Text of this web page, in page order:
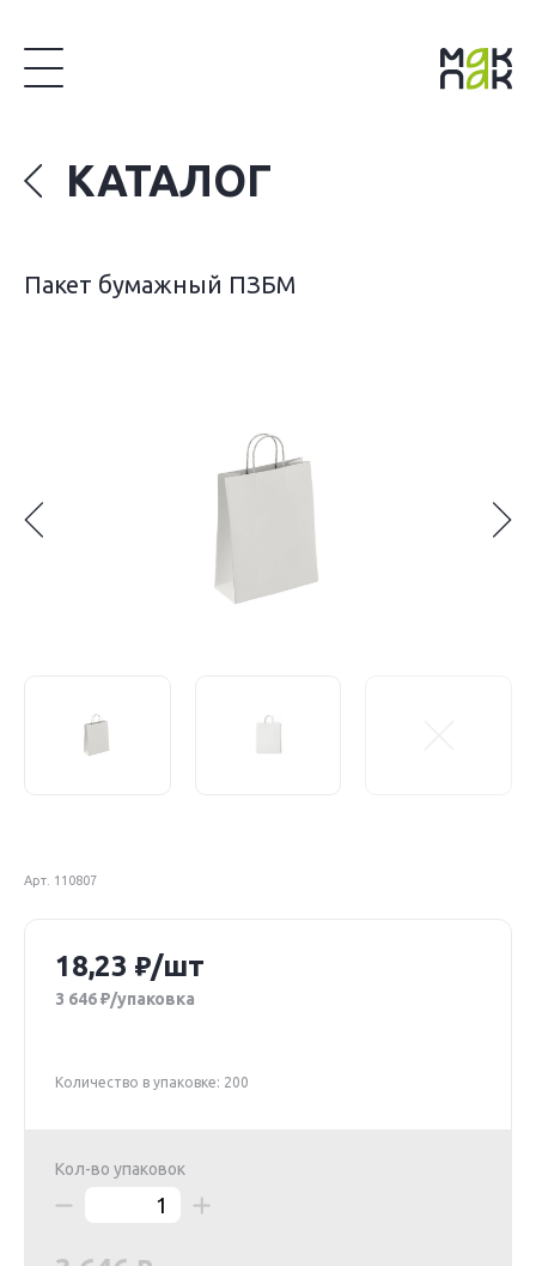
КАТАЛОГ
Пакет бумажный ПЗБМ
Арт. 110807
18,23 /шт
3 646 /упаковка
Количество в упаковке: 200
Кол-во упаковок